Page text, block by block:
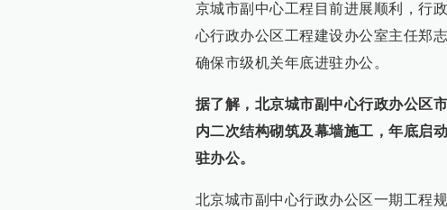
京城市副中心工程目前进展顺利，行
心行政办公区工程建设办公室主任郑
确保市级机关年底进驻办公。
据了解，北京城市副中心行政办公区
内二次结构砌筑及幕墙施工，年底启
驻办公。
北京城市副中心行政办公区一期工程